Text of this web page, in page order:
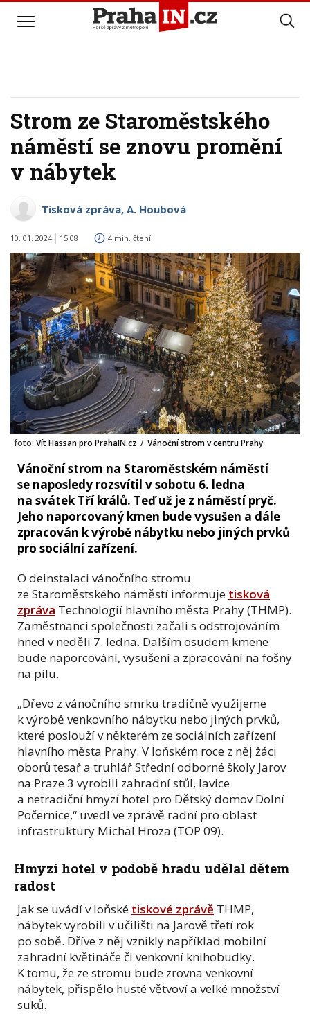
Strom ze Staroměstského
náměstí se znovu promění
v nábytek
Tisková zpráva, A. Houbová
10. 01. 2024 15:08 4 min. čtení
foto: Vít Hassan pro PrahaIN.cz / Vánoční strom v centru Prahy
Vánoční strom na Staroměstském náměstí
se naposledy rozsvítil v sobotu 6. ledna
na svátek Tří králů. Teď už je z náměstí pryč.
Jeho naporcovaný kmen bude vysušen a dále
zpracován k výrobě nábytku nebo jiných prvků
pro sociální zařízení.
O deinstalaci vánočního stromu
ze Staroměstského náměstí informuje tisková
zpráva Technologií hlavního města Prahy (THMP).
Zaměstnanci společnosti začali s odstrojováním
hned v neděli 7. ledna. Dalším osudem kmene
bude naporcování, vysušení a zpracování na fošny
na pilu.
„Dřevo z vánočního smrku tradičně využijeme
k výrobě venkovního nábytku nebo jiných prvků,
které poslouží v některém ze sociálních zařízení
hlavního města Prahy. V loňském roce z něj žáci
oborů tesař a truhlář Střední odborné školy Jarov
na Praze 3 vyrobili zahradní stůl, lavice
a netradiční hmyzí hotel pro Dětský domov Dolní
Počernice,“ uvedl ve zprávě radní pro oblast
infrastruktury Michal Hroza (TOP 09).
Hmyzí hotel v podobě hradu udělal dětem
radost
Jak se uvádí v loňské tiskové zprávě THMP,
nábytek vyrobili v učilišti na Jarově třetí rok
po sobě. Dříve z něj vznikly například mobilní
zahradní květináče či venkovní knihobudky.
K tomu, že ze stromu bude zrovna venkovní
nábytek, přispělo husté větvoví a velké množství
suků.